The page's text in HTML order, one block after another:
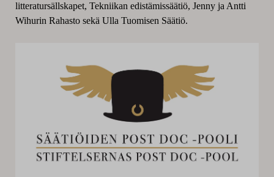
litteratursällskapet, Tekniikan edistämissäätiö, Jenny ja Antti
Wihurin Rahasto sekä Ulla Tuomisen Säätiö.